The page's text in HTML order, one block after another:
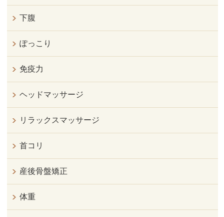
下腹
ぽっこり
免疫力
ヘッドマッサージ
リラックスマッサージ
首コリ
産後骨盤矯正
体重